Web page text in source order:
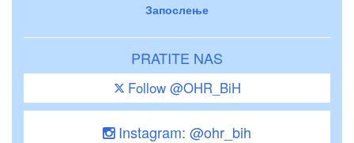
Запослење
PRATITE NAS
Follow @OHR_BiH
Instagram: @ohr_bih